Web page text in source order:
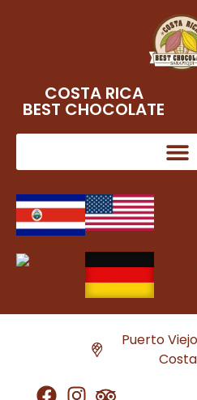
COSTA RICA
BEST CHOCOLATE
Puerto